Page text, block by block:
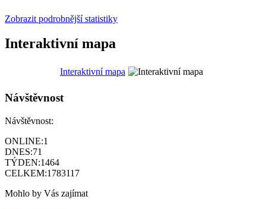
Zobrazit podrobnější statistiky
Interaktivní mapa
Interaktivní mapa
Návštěvnost
Návštěvnost:
ONLINE:1
DNES:71
TÝDEN:1464
CELKEM:1783117
Mohlo by Vás zajímat